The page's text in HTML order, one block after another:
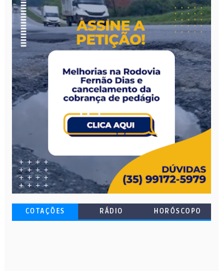
COTAÇÕES RÁDIO HORÓSCOPO